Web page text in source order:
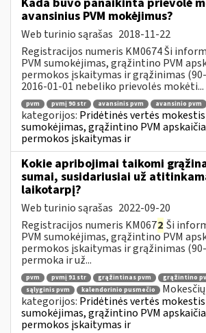
avansinius PVM mokėjimus?
Web turinio sąrašas 2018-11-22
Registracijos numeris KM0674 Ši
PVM sumokėjimas, grąžintino PVM
permokos įskaitymas ir grąžinimas
2016-01-01 nebeliko prievolės mokėti...
pvm pvmį 90 str avansinis pvm avansinio pvm
kategorijos: Pridėtinės vertės mokestis
sumokėjimas, grąžintino PVM
permokos įskaitymas ir
Kokie apribojimai taikomi
sumai, susidariusiai už
laikotarpį?
Web turinio sąrašas 2022-09-20
Registracijos numeris KM0672 Ši
PVM sumokėjimas, grąžintino PVM
permokos įskaitymas ir grąžinimas (90-
permoka ir už...
pvm pvmį 91 str grąžintinas pvm
grąžintino
sąlyginis pvm
kalendorinio pusmečio
kategorijos: Pridėtinės vertės mokestis
sumokėjimas, grąžintino PVM
permokos įskaitymas ir